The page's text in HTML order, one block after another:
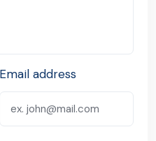
Email address